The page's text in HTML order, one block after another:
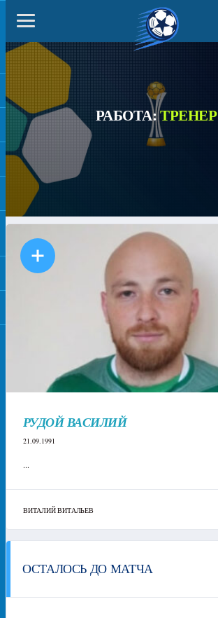
РАБОТА:ТРЕНЕР
РУДОЙ ВАСИЛИЙ
21.09.1991
...
ВИТАЛИЙ ВИТАЛЬЕВ
ОСТАЛОСЬ ДО МАТЧА